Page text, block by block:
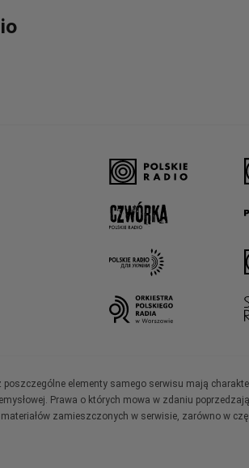
elementy samego serwisu mają
Prawa o których mowa w zdaniu
zamieszczonych w serwisie, zarówno w